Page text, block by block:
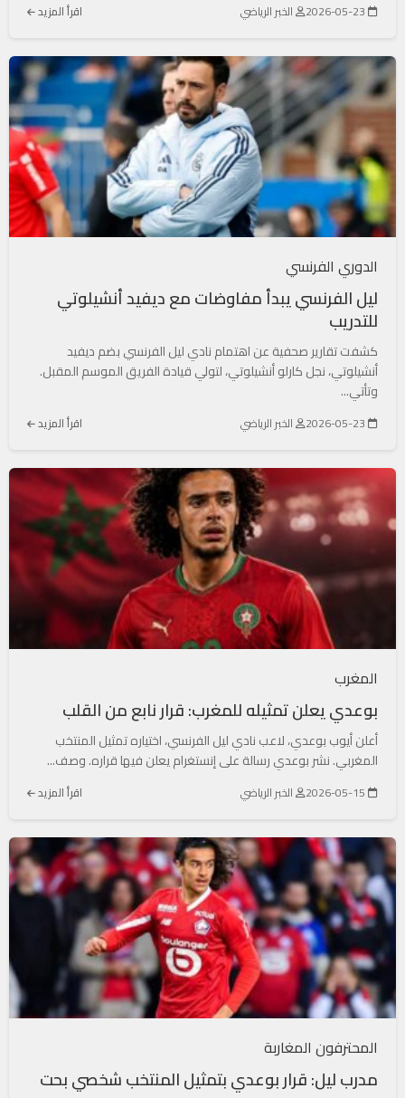
الخبر الرياضي اقرأ المزيد
الدوري الفرنسي
ليل الفرنسي يبدأ مفاوضات مع ديفيد أنشيلوتي
للتدريب
كشفت تقارير صحفية عن اهتمام نادي ليل الفرنسي بضم ديفيد
أنشيلوتي، نجل كارلو أنشيلوتي، لتولي قيادة الفريق الموسم المقبل.
وتأتي...
الخبر الرياضي اقرأ المزيد
المغرب
بوعدي يعلن تمثيله للمغرب: قرار نابع من القلب
أعلن أيوب بوعدي، لاعب نادي ليل الفرنسي، اختياره تمثيل المنتخب
المغربي. نشر بوعدي رسالة على إنستغرام يعلن فيها قراره. وصف...
الخبر الرياضي اقرأ المزيد
المحترفون المغاربة
مدرب ليل: قرار بوعدي بتمثيل المنتخب شخصي بحت